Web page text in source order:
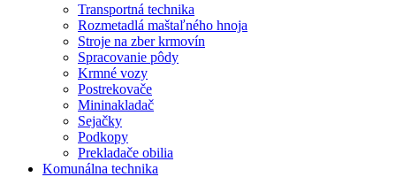
Transportná technika
Rozmetadlá maštaľného hnoja
Stroje na zber krmovín
Spracovanie pôdy
Krmné vozy
Postrekovače
Mininakladač
Sejačky
Podkopy
Prekladače obilia
Komunálna technika